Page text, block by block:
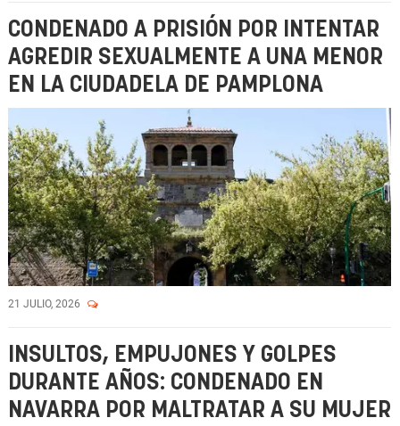
CONDENADO A PRISIÓN POR INTENTAR
AGREDIR SEXUALMENTE A UNA MENOR
EN LA CIUDADELA DE PAMPLONA
21 JULIO, 2026
INSULTOS, EMPUJONES Y GOLPES
DURANTE AÑOS: CONDENADO EN
NAVARRA POR MALTRATAR A SU MUJER